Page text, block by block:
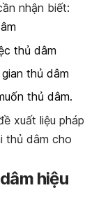
nhận biết:
thủ dâm
thủ dâm
thủ dâm.
xuất liệu pháp
thủ dâm cho
hiệu